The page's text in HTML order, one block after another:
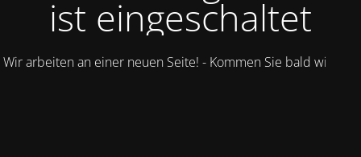
ist eingeschaltet
Wir arbeiten an einer neuen Seite! - Kommen Sie bald wieder.